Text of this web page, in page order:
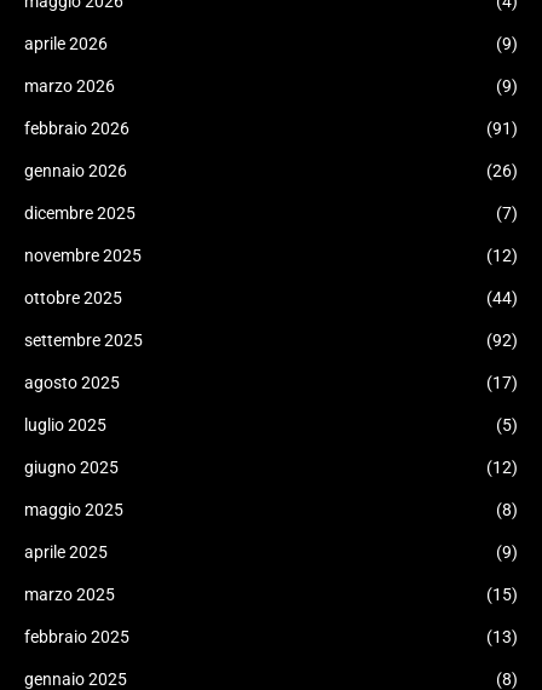
aprile 2026 (9)
marzo 2026 (9)
febbraio 2026 (91)
gennaio 2026 (26)
dicembre 2025 (7)
novembre 2025 (12)
ottobre 2025 (44)
settembre 2025 (92)
agosto 2025 (17)
luglio 2025 (5)
giugno 2025 (12)
maggio 2025 (8)
aprile 2025 (9)
marzo 2025 (15)
febbraio 2025 (13)
gennaio 2025 (8)